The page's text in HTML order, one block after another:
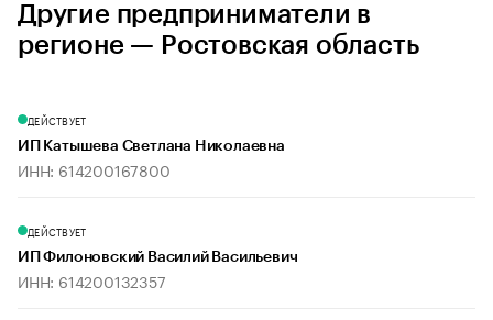
Другие предприниматели в
регионе — Ростовская область
ДЕЙСТВУЕТ
ИП Катышева Светлана Николаевна
ИНН: 614200167800
ДЕЙСТВУЕТ
ИП Филоновский Василий Васильевич
ИНН: 614200132357